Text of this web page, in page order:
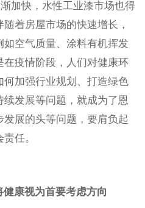
加快， 水性工业漆市场也得
随着房屋市场的快速增长，
如空气质量、涂料有机挥发
在疫情阶段 ，人们对健康环
何加强行业规划、打造绿色
续发展等问题，就成为了恩
发展的头等问题 ，要肩负起
任。
康视为首要考虑方向